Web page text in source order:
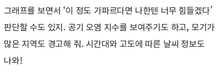
그래프를 보면서 ‘이 정도 가파르다면 나한텐 너무 힘들겠다’
판단할 수도 있지. 공기 오염 지수를 보여주기도 하고, 모기가
많은 지역도 경고해 줘. 시간대와 고도에 따른 날씨 정보도
나와!